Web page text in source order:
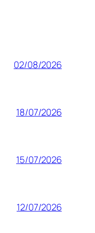
02/08/2026
18/07/2026
15/07/2026
12/07/2026